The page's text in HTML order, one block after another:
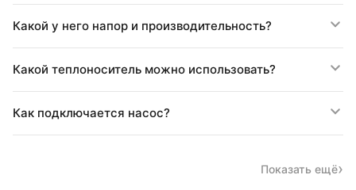
Какой у него напор и производительность?
Какой теплоноситель можно использовать?
Как подключается насос?
Показать ещё